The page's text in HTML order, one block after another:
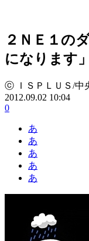
２ＮＥ１の
になります」
ⓒ ＩＳＰＬＵＳ/中
2012.09.02 10:04
0
あ
あ
あ
あ
あ